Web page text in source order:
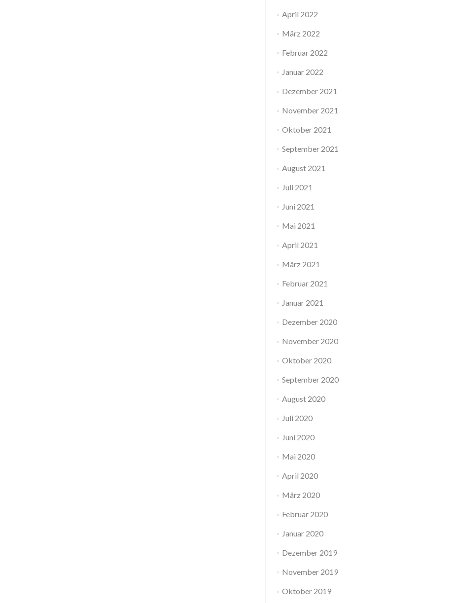
April 2022
März 2022
Februar 2022
Januar 2022
Dezember 2021
November 2021
Oktober 2021
September 2021
August 2021
Juli 2021
Juni 2021
Mai 2021
April 2021
März 2021
Februar 2021
Januar 2021
Dezember 2020
November 2020
Oktober 2020
September 2020
August 2020
Juli 2020
Juni 2020
Mai 2020
April 2020
März 2020
Februar 2020
Januar 2020
Dezember 2019
November 2019
Oktober 2019